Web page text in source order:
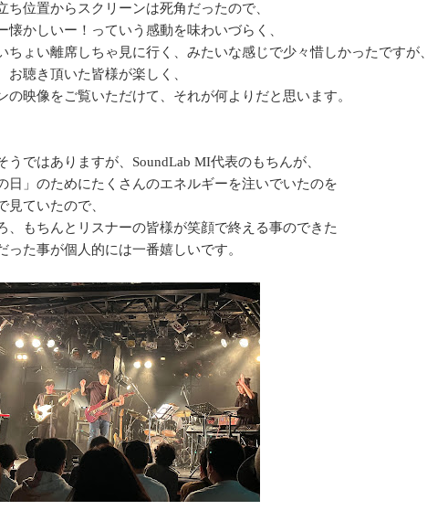
ち位置からスクリーンは死角だったので、
懐かしいー！っていう感動を味わいづらく、
ちょい離席しちゃ見に行く、みたいな感じで少々惜しかったですが、
お聴き頂いた皆様が楽しく、
の映像をご覧いただけて、それが何よりだと思います。
うではありますが、SoundLab MI代表のもちんが、
日」のためにたくさんのエネルギーを注いでいたのを
見ていたので、
、もちんとリスナーの皆様が笑顔で終える事のできた
った事が個人的には一番嬉しいです。